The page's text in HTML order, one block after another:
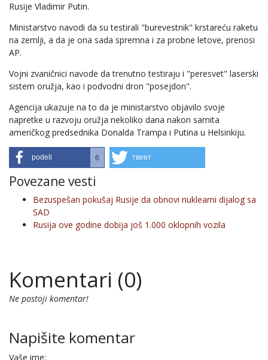
Rusije Vladimir Putin.
Ministarstvo navodi da su testirali "burevestnik" krstareću raketu
na zemlji, a da je ona sada spremna i za probne letove, prenosi
AP.
Vojni zvaničnici navode da trenutno testiraju i "peresvet" laserski
sistem oružja, kao i podvodni dron "posejdon".
Agencija ukazuje na to da je ministarstvo objavilo svoje
napretke u razvoju oružja nekoliko dana nakon samita
američkog predsednika Donalda Trampa i Putina u Helsinkiju.
podeli 6 твеет
Povezane vesti
Bezuspešan pokušaj Rusije da obnovi nuklearni dijalog sa
SAD
Rusija ove godine dobija još 1.000 oklopnih vozila
Komentari (0)
Ne postoji komentar!
Napišite komentar
Vaše ime: